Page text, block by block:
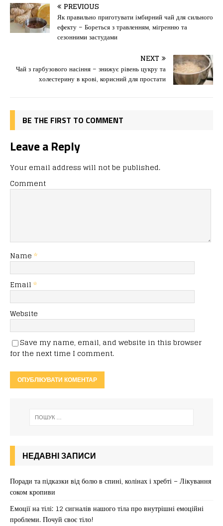
c
e
b
o
st
o
d
n
ai
l
іл
и
т
я
PREVIOUS
Як правильно приготувати імбирний чай для сильного
ефекту – Бореться з травленням, мігренню та
сезонними застудами
NEXT
Чай з гарбузового насіння – знижує рівень цукру та
холестерину в крові, корисний для простати
BE THE FIRST TO COMMENT
Leave a Reply
Your email address will not be published.
Comment
Name *
Email *
Website
Save my name, email, and website in this browser
for the next time I comment.
НЕДАВНІ ЗАПИСИ
Поради та підказки від болю в спині, колінах і хребті – Лікування
соком кропиви
Емоції на тілі: 12 сигналів нашого тіла про внутрішні емоційні
проблеми. Почуй своє тіло!